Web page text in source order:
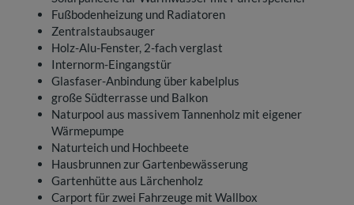
Fußbodenheizung und Radiatoren
Zentralstaubsauger
Holz-Alu-Fenster, 2-fach verglast
Internorm-Eingangstür
Glasfaser-Anbindung über kabelplus
große Südterrasse und Balkon
Naturpool aus massivem Tannenholz mit eigener
Wärmepumpe
Naturteich und Hochbeete
Hausbrunnen zur Gartenbewässerung
Gartenhütte aus Lärchenholz
Carport für zwei Fahrzeuge mit Wallbox